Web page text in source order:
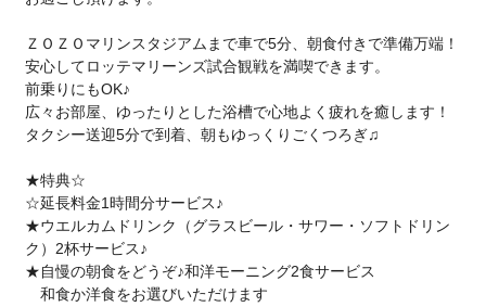
ＺＯＺＯマリンスタジアムまで車で5分、朝食付きで準備万端！
安心してロッテマリーンズ試合観戦を満喫できます。
前乗りにもOK♪
広々お部屋、ゆったりとした浴槽で心地よく疲れを癒します！
タクシー送迎5分で到着、朝もゆっくりごくつろぎ♫
★特典☆
☆延長料金1時間分サービス♪
★ウエルカムドリンク（グラスビール・サワー・ソフトドリン
ク）2杯サービス♪
★自慢の朝食をどうぞ♪和洋モーニング2食サービス
和食か洋食をお選びいただけます